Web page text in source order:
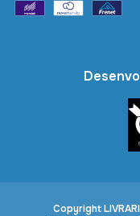
Copyright